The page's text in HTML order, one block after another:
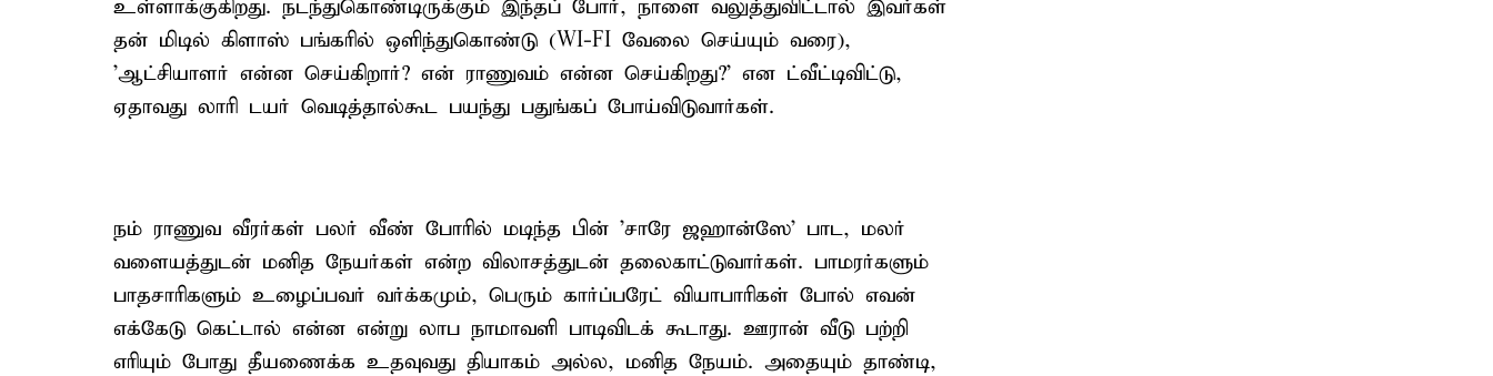
உள்ளாக்குகிறது. நடந்துகொண்டிருக்கும் இந்தப் போர், நாளை வலுத்துவிட்டால் இவர்கள்
தன் மிடில் கிளாஸ் பங்கரில் ஒளிந்துகொண்டு (WI-FI வேலை செய்யும் வரை),
'ஆட்சியாளர் என்ன செய்கிறார்? என் ராணுவம் என்ன செய்கிறது?' என ட்வீட்டிவிட்டு,
ஏதாவது லாரி டயர் வெடித்தால்கூட பயந்து பதுங்கப் போய்விடுவார்கள்.
நம் ராணுவ வீரர்கள் பலர் வீண் போரில் மடிந்த பின் 'சாரே ஜஹான்ஸே' பாட, மலர்
வளையத்துடன் மனித நேயர்கள் என்ற விலாசத்துடன் தலைகாட்டுவார்கள். பாமரர்களும்
பாதசாரிகளும் உழைப்பவர் வர்க்கமும், பெரும் கார்ப்பரேட் வியாபாரிகள் போல் எவன்
எக்கேடு கெட்டால் என்ன என்று லாப நாமாவளி பாடிவிடக் கூடாது. ஊரான் வீடு பற்றி
எரியும் போது தீயணைக்க உதவுவது தியாகம் அல்ல, மனித நேயம். அதையும் தாண்டி,